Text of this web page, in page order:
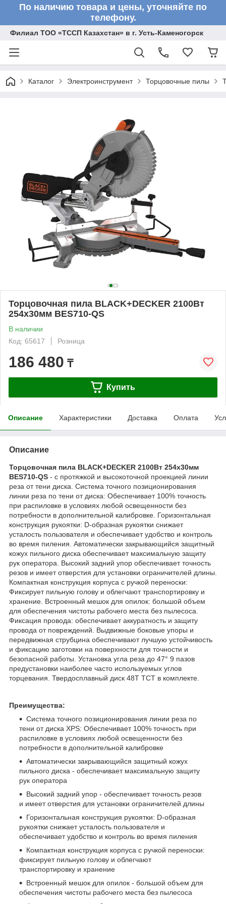
По наличию товара и цены, уточняйте по
телефону.
Филиал ТОО «ТССП Казахстан» в г. Усть-Каменогорск
Каталог Электроинструмент Торцовочные пилы
Торцовочная пила BLACK+DECKER 2100Вт
254x30мм BES710-QS
В наличии
Код: 65617
Розница
186 480 ₸
Купить
Описание Характеристики Доставка Оплата
Описание
Торцовочная пила BLACK+DECKER 2100Вт 254x30мм
BES710-QS - с протяжкой и высокоточной проекцией линии
реза от тени диска. Система точного позиционирования
линии реза по тени от диска: Обеспечивает 100% точность
при распиловке в условиях любой освещенности без
потребности в дополнительной калибровке. Горизонтальная
конструкция рукоятки: D-образная рукоятки снижает
усталость пользователя и обеспечивает удобство и контроль
во время пиления. Автоматически закрывающийся защитный
кожух пильного диска обеспечивает максимальную защиту
рук оператора. Высокий задний упор обеспечивает точность
резов и имеет отверстия для установки ограничителей длины.
Компактная конструкция корпуса с ручкой переноски:
Фиксирует пильную голову и облегчают транспортировку и
хранение. Встроенный мешок для опилок: большой объем
для обеспечения чистоты рабочего места без пылесоса.
Фиксация провода: обеспечивает аккуратность и защиту
провода от повреждений. Выдвижные боковые упоры и
передвижная струбцина обеспечивают лучшую устойчивость
и фиксацию заготовки на поверхности для точности и
безопасной работы. Установка угла реза до 47° 9 пазов
предустановки наиболее часто используемых углов
торцевания. Твердосплавный диск 48T TCT в комплекте.
Преимущества:
Система точного позиционирования линии реза по
тени от диска XPS: Обеспечивает 100% точность при
распиловке в условиях любой освещенности без
потребности в дополнительной калибровке
Автоматически закрывающийся защитный кожух
пильного диска - обеспечивает максимальную защиту
рук оператора
Высокий задний упор - обеспечивает точность резов
и имеет отверстия для установки ограничителей длины
Горизонтальная конструкция рукоятки: D-образная
рукоятки снижает усталость пользователя и
обеспечивает удобство и контроль во время пиления
Компактная конструкция корпуса с ручкой переноски:
фиксирует пильную голову и облегчают
транспортировку и хранение
Встроенный мешок для опилок - большой объем для
обеспечения чистоты рабочего места без пылесоса